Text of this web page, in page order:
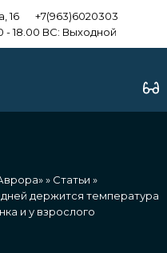
16
+7(963)6020303
18.00 ВС: Выходной
» Статьи »
дней держится температура
и у взрослого